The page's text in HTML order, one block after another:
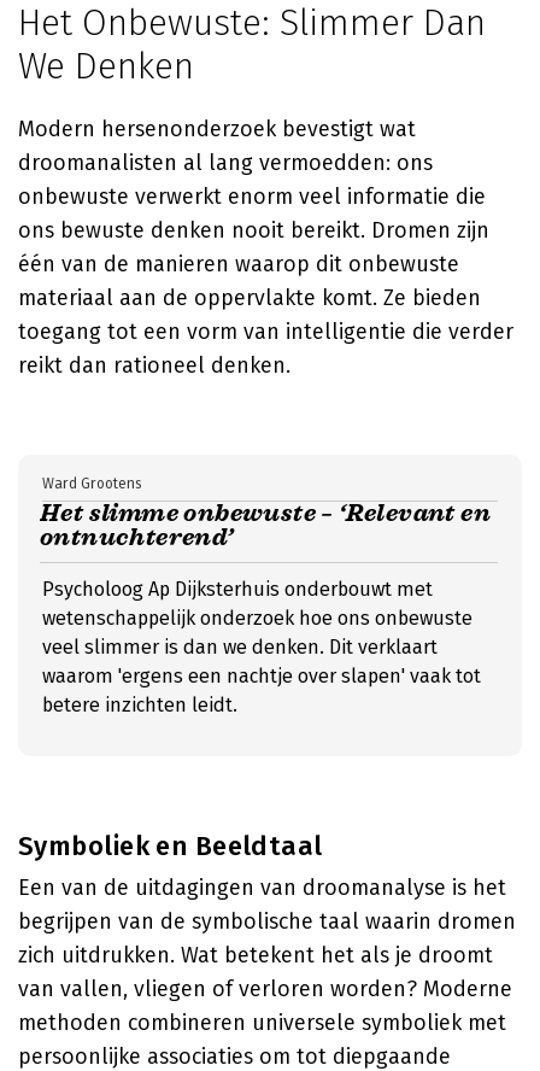
Het Onbewuste: Slimmer Dan
We Denken
Modern hersenonderzoek bevestigt wat
droomanalisten al lang vermoedden: ons
onbewuste verwerkt enorm veel informatie die
ons bewuste denken nooit bereikt. Dromen zijn
één van de manieren waarop dit onbewuste
materiaal aan de oppervlakte komt. Ze bieden
toegang tot een vorm van intelligentie die verder
reikt dan rationeel denken.
Het slimme onbewuste – ‘Relevant en
ontnuchterend’
Ward Grootens
Psycholoog Ap Dijksterhuis onderbouwt met
wetenschappelijk onderzoek hoe ons onbewuste
veel slimmer is dan we denken. Dit verklaart
waarom 'ergens een nachtje over slapen' vaak tot
betere inzichten leidt.
Symboliek en Beeldtaal
Een van de uitdagingen van droomanalyse is het
begrijpen van de symbolische taal waarin dromen
zich uitdrukken. Wat betekent het als je droomt
van vallen, vliegen of verloren worden? Moderne
methoden combineren universele symboliek met
persoonlijke associaties om tot diepgaande